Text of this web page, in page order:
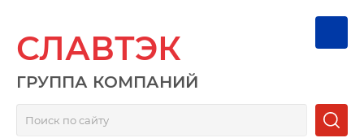
СЛАВТЭК
ГРУППА КОМПАНИЙ